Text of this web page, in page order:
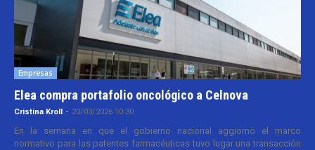
Empresas
Elea compra portafolio oncológico a Celnova
Cristina Kroll - 20/03/2026 10:30
En la semana en que el gobierno nacional aggiornó el marco
normativo para las patentes farmacéuticas tuvo lugar una transacción